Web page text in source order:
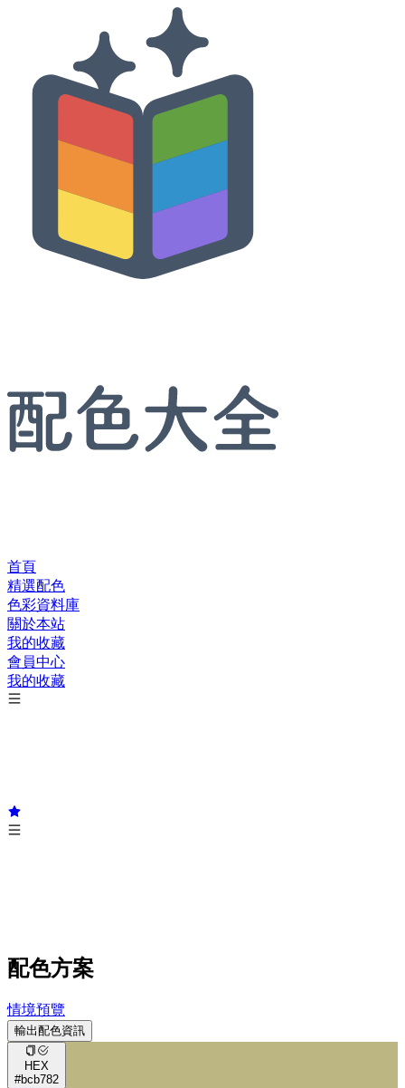
首頁
精選配色
色彩資料庫
關於本站
我的收藏
會員中心
我的收藏
配色方案
情境預覽
輸出配色資訊
HEX
#bcb782